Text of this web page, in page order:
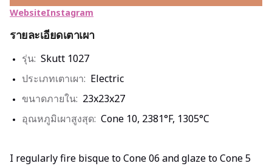
WebsiteInstagram
รายละเอียดเตาเผา
รุ่น: Skutt 1027
ประเภทเตาเผา: Electric
ขนาดภายใน: 23x23x27
อุณหภูมิเผาสูงสุด: Cone 10, 2381°F, 1305°C
I regularly fire bisque to Cone 06 and glaze to Cone 5